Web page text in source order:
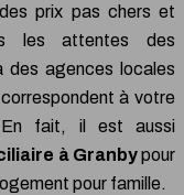
prix pas chers et
les attentes des
des agences locales
à votre
fait, il est aussi
à Granbypour
pour famille.